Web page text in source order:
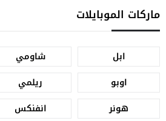
ماركات الموبايلات
ابل شاومي
اوبو
ريلمي
هونر
انفنكس